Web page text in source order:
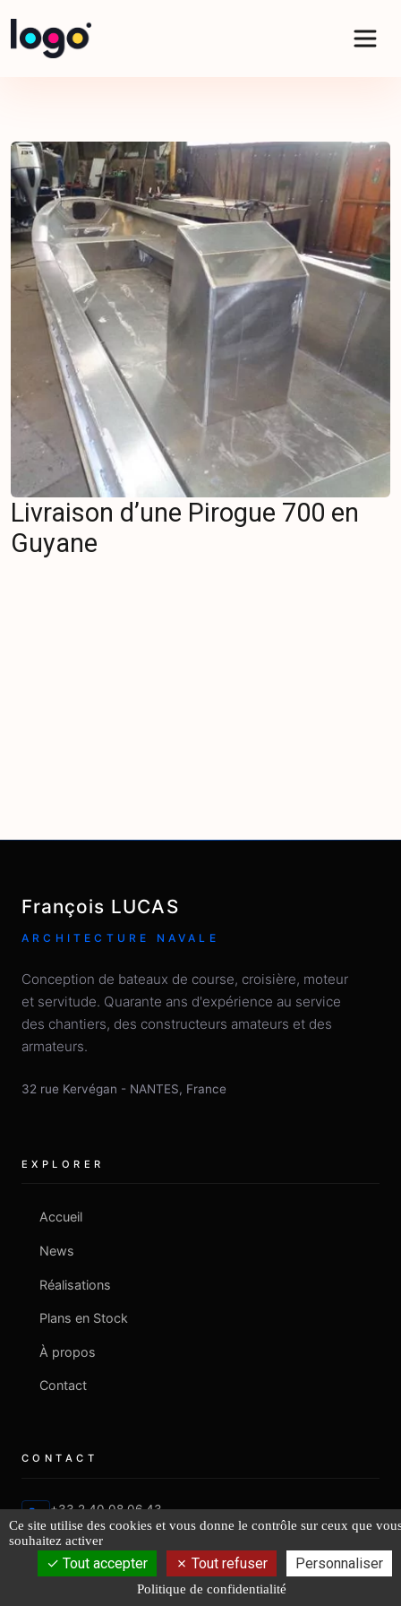
Livraison d’une Pirogue 700 en
Guyane
François LUCAS
ARCHITECTURE NAVALE
Conception de bateaux de course, croisière, moteur
et servitude. Quarante ans d'expérience au service
des chantiers, des constructeurs amateurs et des
armateurs.
32 rue Kervégan - NANTES, France
EXPLORER
Accueil
News
Réalisations
Plans en Stock
À propos
Contact
CONTACT
+33 2 40 08 06 43
contact@fr-lucas-yd.com
Ce site utilise des cookies et vous donne le contrôle sur ceux que
souhaitez activer
Tout accepter Tout refuser Personnaliser
Politique de confidentialité